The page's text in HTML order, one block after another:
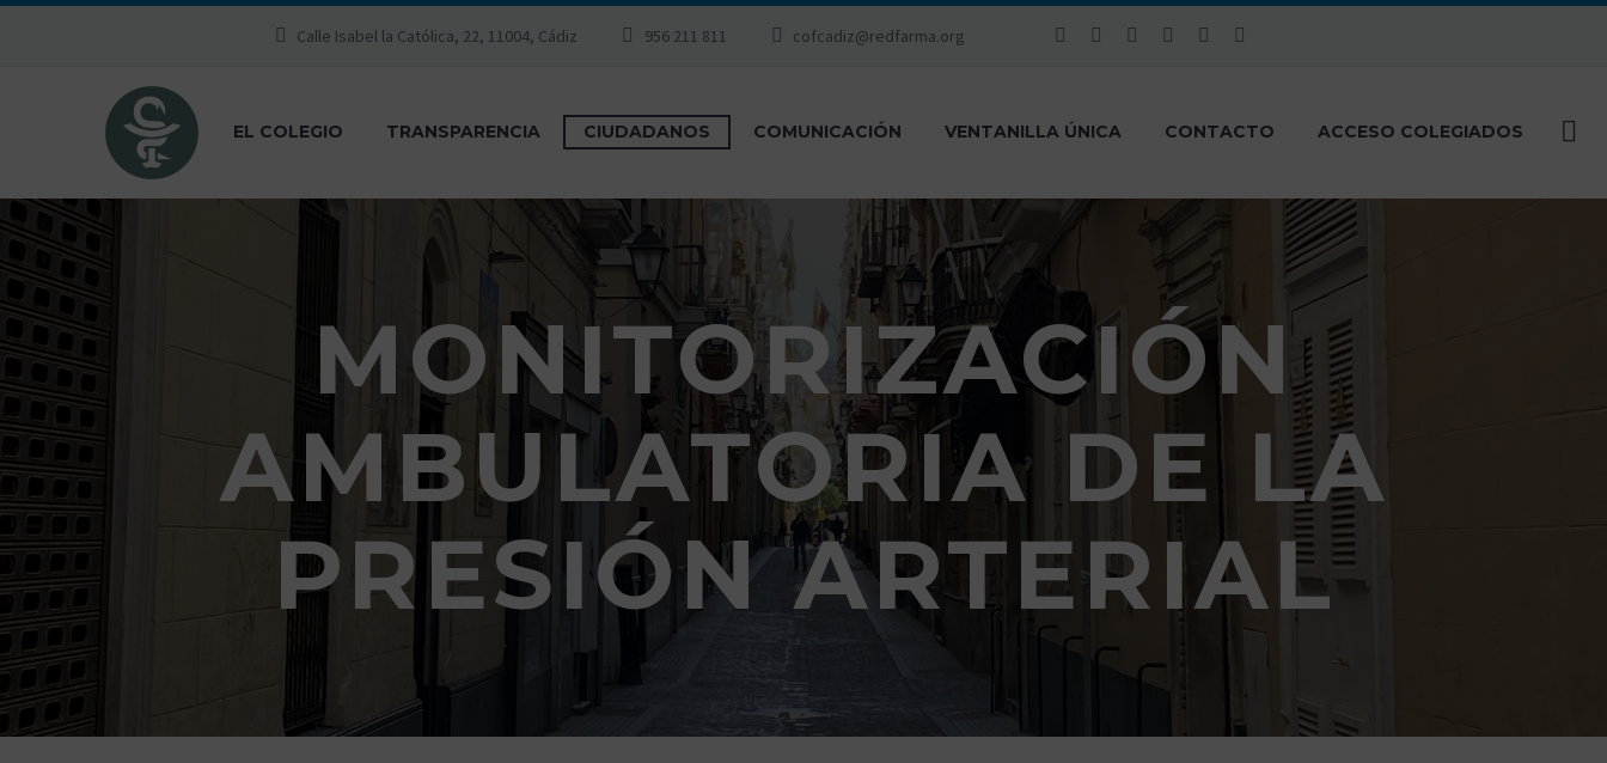
Calle Isabel la Católica, 22, 11004, Cádiz 956 211 811 cofcadiz@redfarma.org
EL COLEGIO TRANSPARENCIA CIUDADANOS COMUNICACIÓN VENTANILLA ÚNICA CONTACTO ACCESO COLEGIADOS
MONITORIZACIÓN
AMBULATORIA DE LA
PRESIÓN ARTERIAL